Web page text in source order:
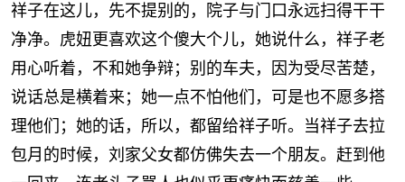
祥子在这儿，先不提别的，院子与门口永远扫得干干
净净。虎妞更喜欢这个傻大个儿，她说什么，祥子老
用心听着，不和她争辩；别的车夫，因为受尽苦楚，
说话总是横着来；她一点不怕他们，可是也不愿多搭
理他们；她的话，所以，都留给祥子听。当祥子去拉
包月的时候，刘家父女都仿佛失去一个朋友。赶到他